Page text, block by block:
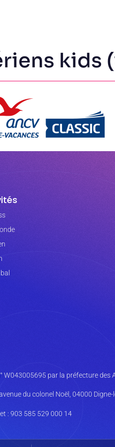
kids
W043005695 par la préfecture des
du colonel Noël, 04000 Digne-
: 903 585 529 000 14